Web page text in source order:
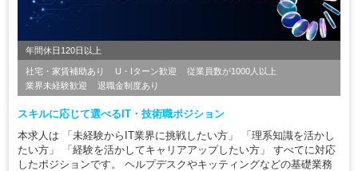
年間休日120日以上
社宅・家賃補助あり U・Iターン歓迎
従業員数が1000人以上
業界未経験歓迎
退職金制度あり
スキルに応じて選べるIT・技術職ポジション
本求人は 「未経験からIT業界に挑戦したい方」 「理系知識を活かし
たい方」 「経験を活かしてキャリアアップしたい方」 すべてに対応
したポジションです。 ヘルプデスクやキッティングなどの基礎業務